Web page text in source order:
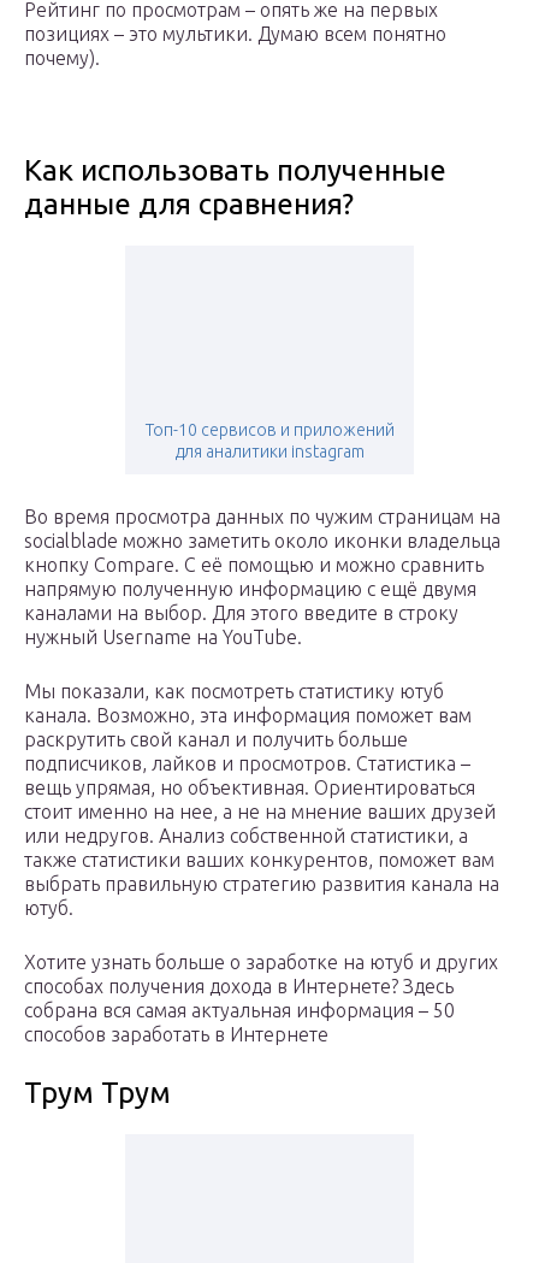
Рейтинг по просмотрам – опять же на первых
позициях – это мультики. Думаю всем понятно
почему).
Как использовать полученные
данные для сравнения?
Топ-10 сервисов и приложений
для аналитики instagram
Во время просмотра данных по чужим страницам на
socialblade можно заметить около иконки владельца
кнопку Compare. С её помощью и можно сравнить
напрямую полученную информацию с ещё двумя
каналами на выбор. Для этого введите в строку
нужный Username на YouTube.
Мы показали, как посмотреть статистику ютуб
канала. Возможно, эта информация поможет вам
раскрутить свой канал и получить больше
подписчиков, лайков и просмотров. Статистика –
вещь упрямая, но объективная. Ориентироваться
стоит именно на нее, а не на мнение ваших друзей
или недругов. Анализ собственной статистики, а
также статистики ваших конкурентов, поможет вам
выбрать правильную стратегию развития канала на
ютуб.
Хотите узнать больше о заработке на ютуб и других
способах получения дохода в Интернете? Здесь
собрана вся самая актуальная информация – 50
способов заработать в Интернете
Трум Трум